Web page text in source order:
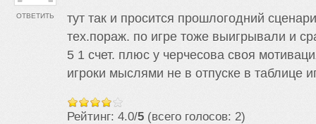
тут так и просится прошлогодний
тех.пораж. по игре тоже выигрывали и
5 1 счет. плюс у черчесова своя
игроки мыслями не в отпуске в таблице
Рейтинг: 4.0/5 (всего голосов: 2)
ОТВЕТИТЬ